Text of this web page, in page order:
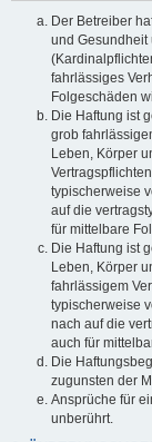
Der Betreiber
und Gesundheit
fahrlässiges
Folgeschäden
Die Haftung ist
grob
Leben, Körper
typischerweise
auf die
für mittelbare
Die Haftung ist
Leben, Körper
fahrlässigem
typischerweise
nach auf die
auch für
Die
zugunsten der
Ansprüche für
unberührt.